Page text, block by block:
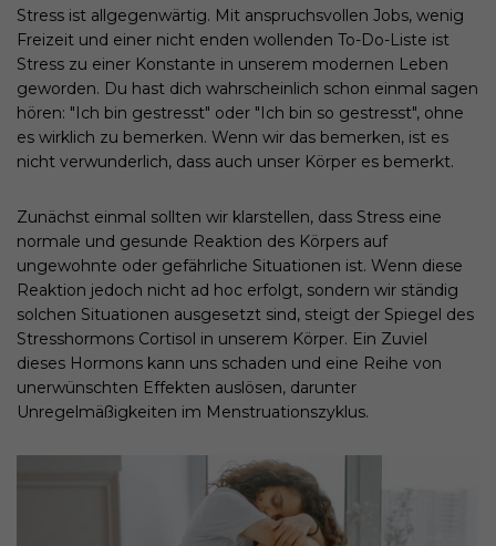
Stress ist allgegenwärtig. Mit anspruchsvollen Jobs, wenig
Freizeit und einer nicht enden wollenden To-Do-Liste ist
Stress zu einer Konstante in unserem modernen Leben
geworden. Du hast dich wahrscheinlich schon einmal sagen
hören: "Ich bin gestresst" oder "Ich bin so gestresst", ohne
es wirklich zu bemerken. Wenn wir das bemerken, ist es
nicht verwunderlich, dass auch unser Körper es bemerkt.
Zunächst einmal sollten wir klarstellen, dass Stress eine
normale und gesunde Reaktion des Körpers auf
ungewohnte oder gefährliche Situationen ist. Wenn diese
Reaktion jedoch nicht ad hoc erfolgt, sondern wir ständig
solchen Situationen ausgesetzt sind, steigt der Spiegel des
Stresshormons Cortisol in unserem Körper. Ein Zuviel
dieses Hormons kann uns schaden und eine Reihe von
unerwünschten Effekten auslösen, darunter
Unregelmäßigkeiten im Menstruationszyklus.